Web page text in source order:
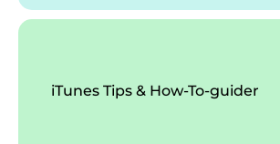
iTunes Tips & How-To-guider